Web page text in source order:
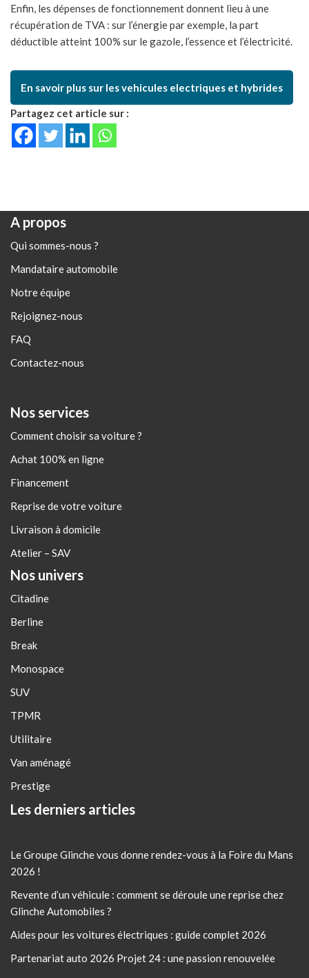
Enfin, les dépenses de fonctionnement donnent lieu à une
récupération de TVA : sur l’énergie par exemple, la part
déductible atteint 100% sur le gazole, l’essence et l’électricité.
En savoir plus sur les vehicules electriques et hybrides
Partagez cet article sur :
A propos
Qui sommes-nous ?
Mandataire automobile
Notre équipe
Rejoignez-nous
FAQ
Contactez-nous
Nos services
Comment choisir sa voiture ?
Achat 100% en ligne
Financement
Reprise de votre voiture
Livraison à domicile
Atelier – SAV
Nos univers
Citadine
Berline
Break
Monospace
SUV
TPMR
Utilitaire
Van aménagé
Prestige
Les derniers articles
Le Groupe Glinche vous donne rendez-vous à la Foire du Mans
2026 !
Revente d’un véhicule : comment se déroule une reprise chez
Glinche Automobiles ?
Aides pour les voitures électriques : guide complet 2026
Partenariat auto 2026 Projet 24 : une passion renouvelée